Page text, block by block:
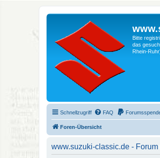
Bitte
das
Rhein-
Schnellzugriff FAQ
Foren-Übersicht
www.suzuki-classic.de -